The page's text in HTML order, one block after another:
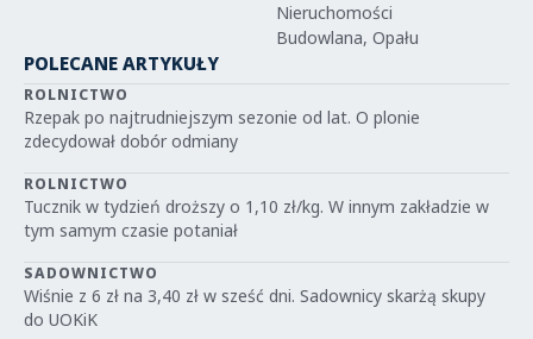
Nieruchomości
Budowlana, Opału
POLECANE ARTYKUŁY
ROLNICTWO
Rzepak po najtrudniejszym sezonie od lat. O plonie
zdecydował dobór odmiany
ROLNICTWO
Tucznik w tydzień droższy o 1,10 zł/kg. W innym zakładzie w
tym samym czasie potaniał
SADOWNICTWO
Wiśnie z 6 zł na 3,40 zł w sześć dni. Sadownicy skarżą skupy
do UOKiK